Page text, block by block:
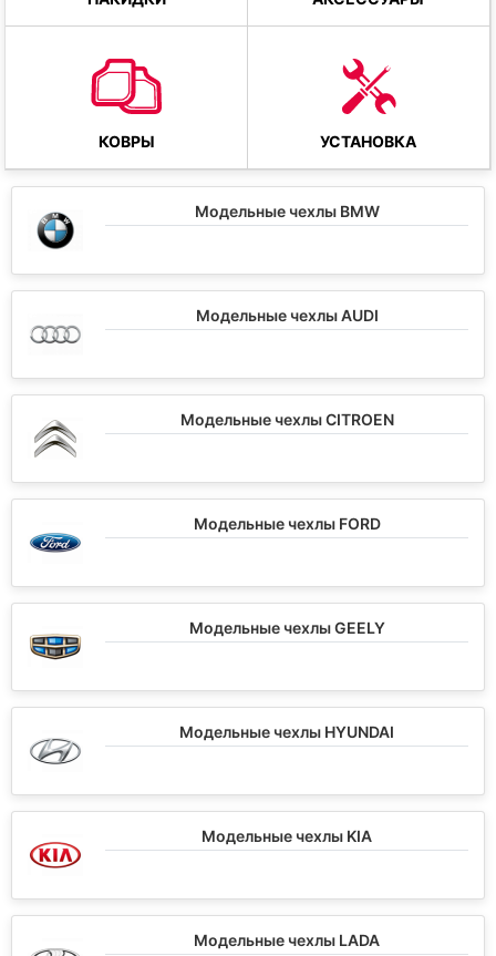
КОВРЫ УСТАНОВКА
Модельные чехлы BMW
Модельные чехлы AUDI
Модельные чехлы CITROEN
Модельные чехлы FORD
Модельные чехлы GEELY
Модельные чехлы HYUNDAI
Модельные чехлы KIA
Модельные чехлы LADA